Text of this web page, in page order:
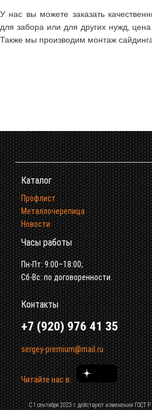
У нас вы можете заказать
для забора или для других нужд,
Также мы производим монтаж
Каталог
Профлист
Металлочерепица
Новости
Часы работы
Пн-Пт: 9:00–18:00;
Сб-Вс: по договоренности.
Контакты
+7 (920) 976 41 35
sergey-premium@mail.ru
Читайте нас в:
С 1 сентября 2023 г. действуют изменения ГОСТ